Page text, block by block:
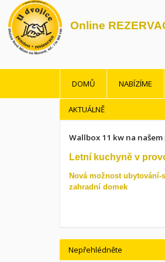
Online
DOMŮ NABÍZÍME
AKTUÁLNĚ
Wallbox 11 kw na
Letní kuchyně v
Nová možnost ubytování-
zahradní domek
Nepřehlédněte